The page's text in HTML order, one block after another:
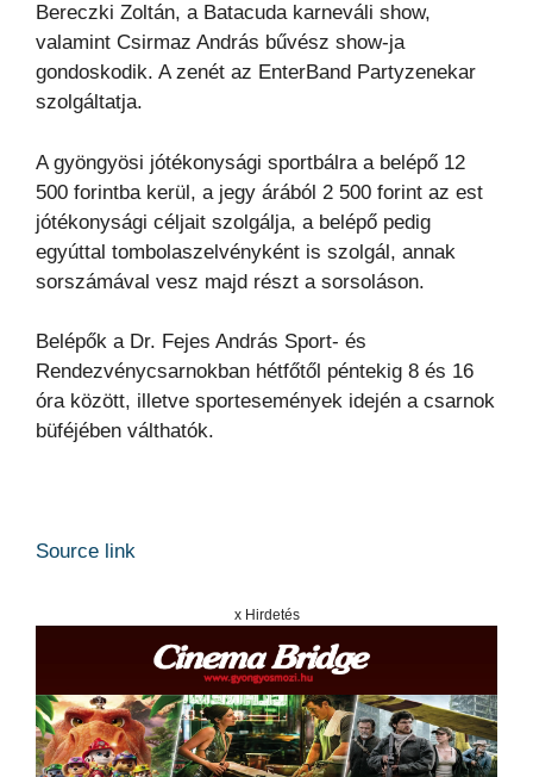
Bereczki Zoltán, a Batacuda karneváli show,
valamint Csirmaz András bűvész show-ja
gondoskodik. A zenét az EnterBand Partyzenekar
szolgáltatja.
A gyöngyösi jótékonysági sportbálra a belépő 12
500 forintba kerül, a jegy árából 2 500 forint az est
jótékonysági céljait szolgálja, a belépő pedig
egyúttal tombolaszelvényként is szolgál, annak
sorszámával vesz majd részt a sorsoláson.
Belépők a Dr. Fejes András Sport- és
Rendezvénycsarnokban hétfőtől péntekig 8 és 16
óra között, illetve sportesemények idején a csarnok
büféjében válthatók.
Source link
x Hirdetés